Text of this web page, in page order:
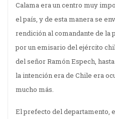
Calama era un centro muy
el país, y de esta manera se
rendición al comandante de la
por un emisario del ejército
del señor Ramón Espech,
la intención era de Chile era
mucho más.
El prefecto del departamento,